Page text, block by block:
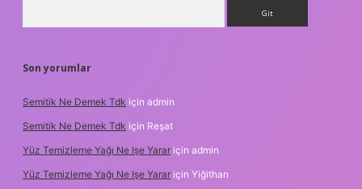
Son yorumlar
Semitik Ne Demek Tdk için admin
Semitik Ne Demek Tdk için Reşat
Yüz Temizleme Yağı Ne Işe Yarar için admin
Yüz Temizleme Yağı Ne Işe Yarar için Yiğithan